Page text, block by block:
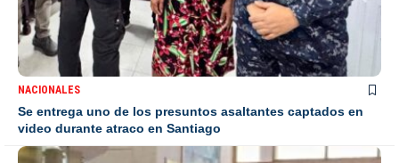
NACIONALES
Se entrega uno de los presuntos asaltantes captados en
video durante atraco en Santiago